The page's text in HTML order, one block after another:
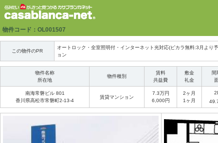
物件コード：OL001507
この物件のPR
オートロック・全室照明付・インターネット光対応(ピカラ無料:3月より
ョン
物件名称
所在地
物件種別
賃料
共益費
敷金
礼金
間
南海常磐ビル 801
香川県高松市常磐町2-13-4
賃貸マンション
7.3万円
6,000円
2ヶ月
1ヶ月